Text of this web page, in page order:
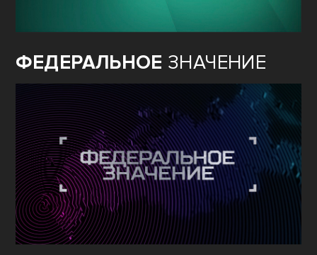
ФЕДЕРАЛЬНОЕ ЗНАЧЕНИЕ